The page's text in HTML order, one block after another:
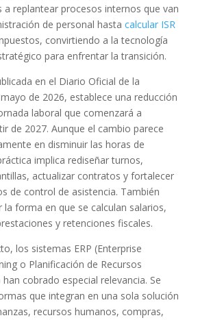
a replantear procesos internos que van
de personal hasta calcular ISR
convirtiendo a la tecnología
para enfrentar la transición.
en el Diario Oficial de la
de 2026, establece una reducción
laboral que comenzará a
de 2027. Aunque el cambio parece
en disminuir las horas de
implica rediseñar turnos,
actualizar contratos y fortalecer
de control de asistencia. También
la forma en que se calculan salarios,
y retenciones fiscales.
los sistemas ERP (Enterprise
o Planificación de Recursos
han cobrado especial relevancia. Se
que integran en una sola solución
recursos humanos, compras,